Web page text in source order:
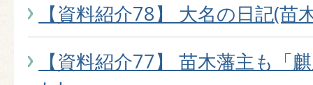
【資料紹介78】 大名の日記(苗
【資料紹介77】 苗木藩主も「